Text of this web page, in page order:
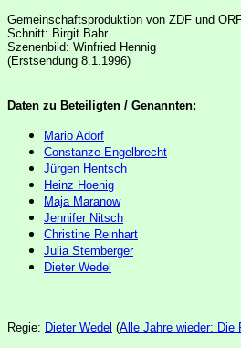
Gemeinschaftsproduktion von ZDF und
Schnitt: Birgit Bahr
Szenenbild: Winfried Hennig
(Erstsendung 8.1.1996)
Daten zu Beteiligten / Genannten:
Mario Adorf
Constanze Engelbrecht
Jürgen Hentsch
Heinz Hoenig
Maja Maranow
Jennifer Nitsch
Christine Reinhart
Julia Stemberger
Dieter Wedel
Regie: Dieter Wedel (Alle Jahre wieder: Die